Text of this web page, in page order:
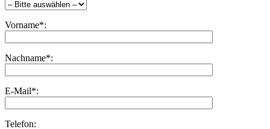
Vorname*:
Nachname*:
E-Mail*:
Telefon: